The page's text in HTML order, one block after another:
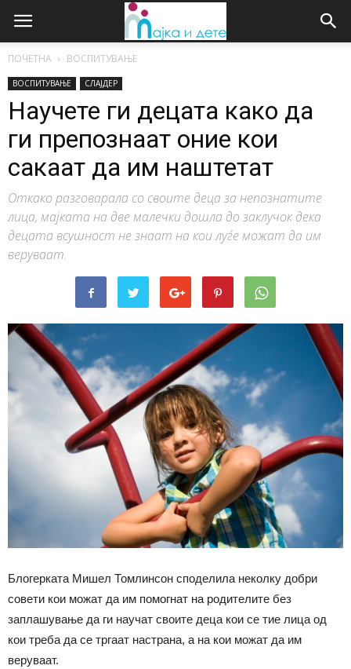
ПОЧЕТНА ВОСПИТУВАЊЕ
ВОСПИТУВАЊЕ СЛАЈДЕР
Научете ги децата како да
ги препознаат оние кои
сакаат да им наштетат
Откако разговарала со своите деца за непознатите
лица, мајката на две малечки дошла до заклучок дека
децата всушност не знаат на кои луѓе можат да им
веруваат.
Блогерката Мишел Томлинсон споделила неколку добри
совети кои можат да им помогнат на родителите без
заплашување да ги научат своите деца кои се тие лица од
кои треба да се тргаат настрана, а на кои можат да им
веруваат.